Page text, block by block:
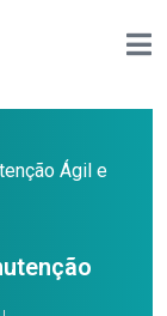
Ágil e